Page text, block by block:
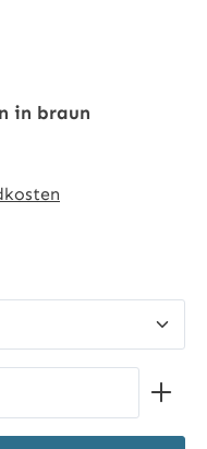
in braun
Wert ein